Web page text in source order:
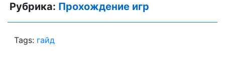
Рубрика: Прохождение игр
Tags: гайд